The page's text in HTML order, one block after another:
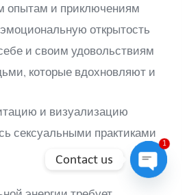
опытам и приключениям
открытость
и своим удовольствиям
которые вдохновляют и
и визуализацию
сексуальными практиками
Contact us
1